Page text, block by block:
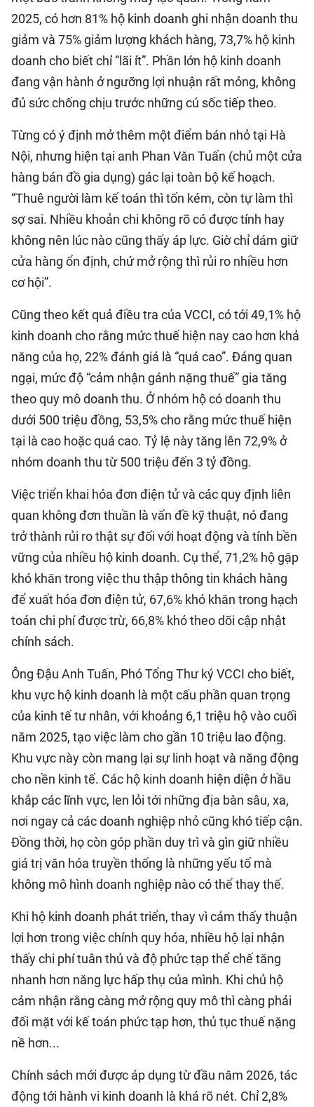
2025, có hơn 81% hộ kinh doanh ghi nhận doanh thu
giảm và 75% giảm lượng khách hàng, 73,7% hộ kinh
doanh cho biết chỉ “lãi ít”. Phần lớn hộ kinh doanh
đang vận hành ở ngưỡng lợi nhuận rất mỏng, không
đủ sức chống chịu trước những cú sốc tiếp theo.
Từng có ý định mở thêm một điểm bán nhỏ tại Hà
Nội, nhưng hiện tại anh Phan Văn Tuấn (chủ một cửa
hàng bán đồ gia dụng) gác lại toàn bộ kế hoạch.
“Thuê người làm kế toán thì tốn kém, còn tự làm thì
sợ sai. Nhiều khoản chi không rõ có được tính hay
không nên lúc nào cũng thấy áp lực. Giờ chỉ dám giữ
cửa hàng ổn định, chứ mở rộng thì rủi ro nhiều hơn
cơ hội”.
Cũng theo kết quả điều tra của VCCI, có tới 49,1% hộ
kinh doanh cho rằng mức thuế hiện nay cao hơn khả
năng của họ, 22% đánh giá là “quá cao”. Đáng quan
ngại, mức độ “cảm nhận gánh nặng thuế” gia tăng
theo quy mô doanh thu. Ở nhóm hộ có doanh thu
dưới 500 triệu đồng, 53,5% cho rằng mức thuế hiện
tại là cao hoặc quá cao. Tỷ lệ này tăng lên 72,9% ở
nhóm doanh thu từ 500 triệu đến 3 tỷ đồng.
Việc triển khai hóa đơn điện tử và các quy định liên
quan không đơn thuần là vấn đề kỹ thuật, nó đang
trở thành rủi ro thật sự đối với hoạt động và tính bền
vững của nhiều hộ kinh doanh. Cụ thể, 71,2% hộ gặp
khó khăn trong việc thu thập thông tin khách hàng
để xuất hóa đơn điện tử, 67,6% khó khăn trong hạch
toán chi phí được trừ, 66,8% khó theo dõi cập nhật
chính sách.
Ông Đậu Anh Tuấn, Phó Tổng Thư ký VCCI cho biết,
khu vực hộ kinh doanh là một cấu phần quan trọng
của kinh tế tư nhân, với khoảng 6,1 triệu hộ vào cuối
năm 2025, tạo việc làm cho gần 10 triệu lao động.
Khu vực này còn mang lại sự linh hoạt và năng động
cho nền kinh tế. Các hộ kinh doanh hiện diện ở hầu
khắp các lĩnh vực, len lỏi tới những địa bàn sâu, xa,
nơi ngay cả các doanh nghiệp nhỏ cũng khó tiếp cận.
Đồng thời, họ còn góp phần duy trì và gìn giữ nhiều
giá trị văn hóa truyền thống là những yếu tố mà
không mô hình doanh nghiệp nào có thể thay thế.
Khi hộ kinh doanh phát triển, thay vì cảm thấy thuận
lợi hơn trong việc chính quy hóa, nhiều hộ lại nhận
thấy chi phí tuân thủ và độ phức tạp thể chế tăng
nhanh hơn năng lực hấp thụ của mình. Khi chủ hộ
cảm nhận rằng càng mở rộng quy mô thì càng phải
đối mặt với kế toán phức tạp hơn, thủ tục thuế nặng
nề hơn...
Chính sách mới được áp dụng từ đầu năm 2026, tác
động tới hành vi kinh doanh là khá rõ nét. Chỉ 2,8%